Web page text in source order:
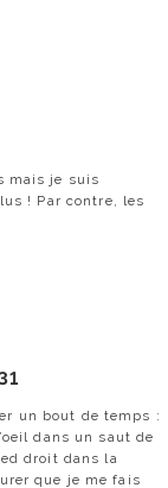
mais je suis
! Par contre, les
un bout de temps :
dans un saut de
droit dans la
que je me fais